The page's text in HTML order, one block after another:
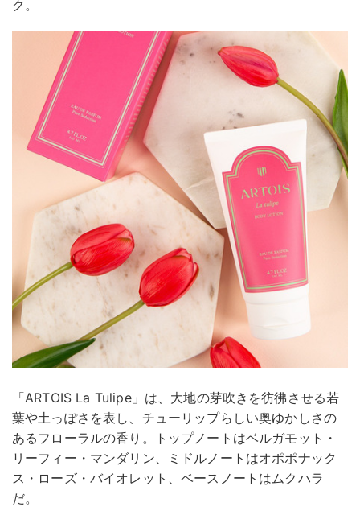
ク。
「ARTOIS La Tulipe」は、大地の芽吹きを彷彿させる若
葉や土っぽさを表し、チューリップらしい奥ゆかしさの
あるフローラルの香り。トップノートはベルガモット・
リーフィー・マンダリン、ミドルノートはオポポナック
ス・ローズ・バイオレット、ベースノートはムクハラ
だ。